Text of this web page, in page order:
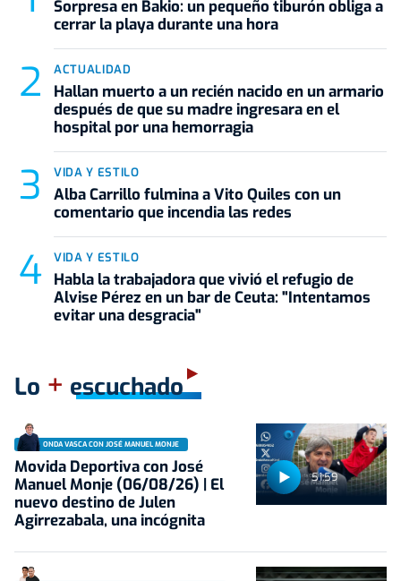
Sorpresa en Bakio: un pequeño tiburón obliga a
cerrar la playa durante una hora
ACTUALIDAD
Hallan muerto a un recién nacido en un armario
después de que su madre ingresara en el
hospital por una hemorragia
VIDA Y ESTILO
Alba Carrillo fulmina a Vito Quiles con un
comentario que incendia las redes
VIDA Y ESTILO
Habla la trabajadora que vivió el refugio de
Alvise Pérez en un bar de Ceuta: "Intentamos
evitar una desgracia"
Lo + escuchado
51:59
ONDA VASCA CON JOSÉ MANUEL MONJE
Movida Deportiva con José
Manuel Monje (06/08/26) | El
nuevo destino de Julen
Agirrezabala, una incógnita